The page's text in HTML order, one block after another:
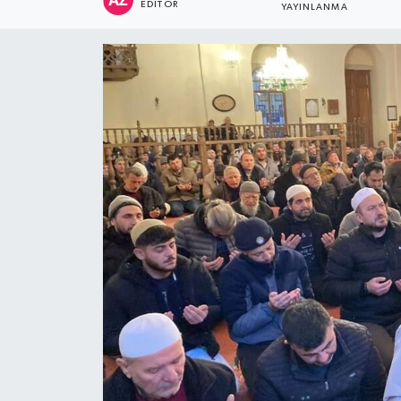
EDITÖR YAYINLANMA